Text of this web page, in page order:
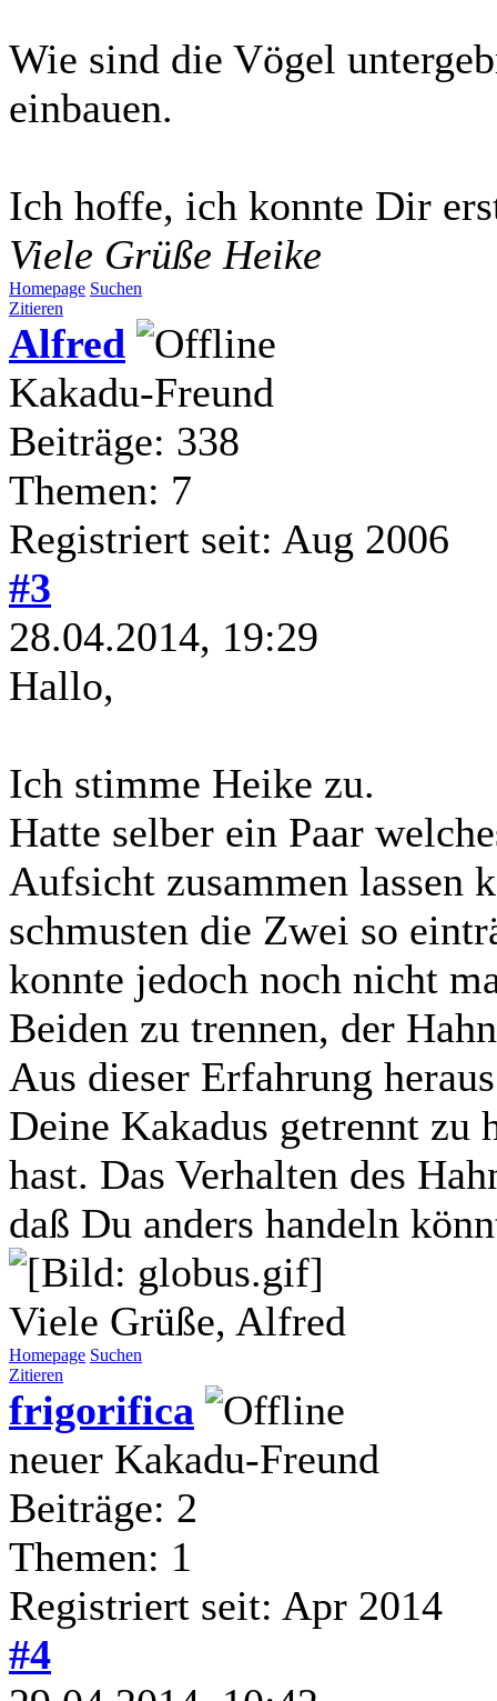
Wie sind die Vögel
einbauen.
Ich hoffe, ich konnte Dir
Viele Grüße Heike
Homepage Suchen
Zitieren
Alfred
Kakadu-Freund
Beiträge: 338
Themen: 7
Registriert seit: Aug 2006
#3
28.04.2014, 19:29
Hallo,
Ich stimme Heike zu.
Hatte selber ein Paar
Aufsicht zusammen lassen
schmusten die Zwei so
konnte jedoch noch nicht
Beiden zu trennen, der
Aus dieser Erfahrung
Deine Kakadus getrennt zu
hast. Das Verhalten des
daß Du anders handeln
Viele Grüße, Alfred
Homepage Suchen
Zitieren
frigorifica
neuer Kakadu-Freund
Beiträge: 2
Themen: 1
Registriert seit: Apr 2014
#4